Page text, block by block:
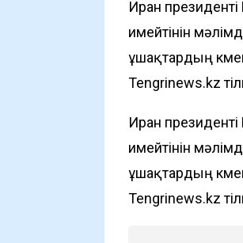
Иран
имейтінін
ұшақтардың
Tengrinews.kz
Иран
имейтінін
ұшақтардың
Tengrinews.kz